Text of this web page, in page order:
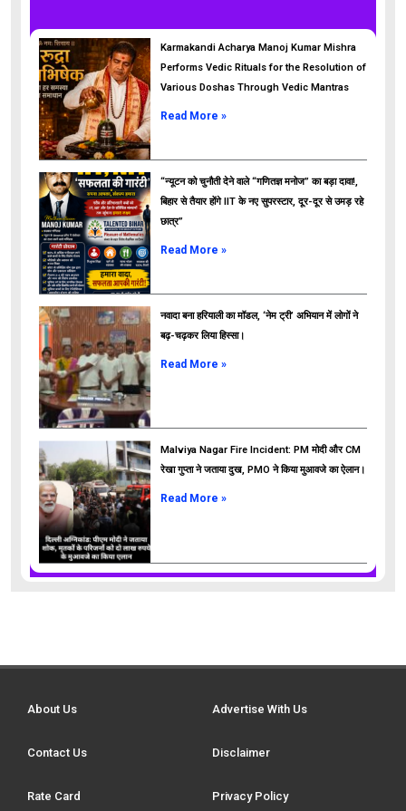
ads
Karmakandi Acharya Manoj Kumar Mishra
Performs Vedic Rituals for the Resolution of
Various Doshas Through Vedic Mantras
Read More »
“न्यूटन को चुनौती देने वाले “गणितज्ञ मनोज” का बड़ा दावा!,
बिहार से तैयार होंगे IIT के नए सुपरस्टार, दूर-दूर से उमड़ रहे
छात्र”
Read More »
नवादा बना हरियाली का मॉडल, ‘नेम ट्री’ अभियान में लोगों ने
बढ़-चढ़कर लिया हिस्सा।
Read More »
Malviya Nagar Fire Incident: PM मोदी और CM
रेखा गुप्ता ने जताया दुख, PMO ने किया मुआवजे का ऐलान।
Read More »
About Us Advertise With Us
Contact Us Disclaimer
Rate Card Privacy Policy